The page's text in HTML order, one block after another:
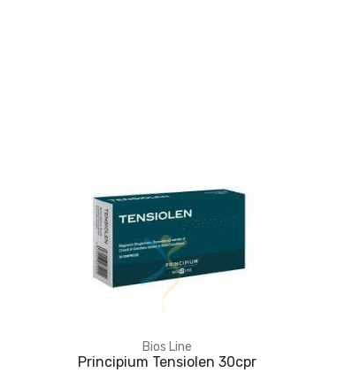
Bios Line
Principium Tensiolen 30cpr